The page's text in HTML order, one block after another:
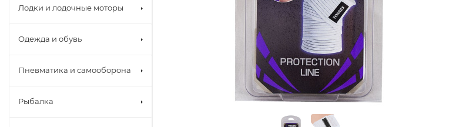
Лодки и лодочные моторы
Одежда и обувь
Пневматика и самооборона
Рыбалка